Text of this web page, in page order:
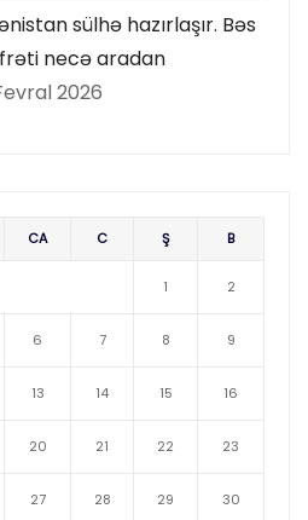
sülhə hazırlaşır. Bəs
necə aradan
2026
CA C Ş B
1 2
6 7 8 9
13 14 15 16
20 21 22 23
27 28 29 30